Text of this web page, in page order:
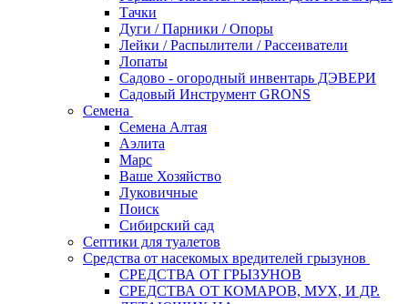
Тачки
Дуги / Парники / Опоры
Лейки / Распылители / Рассеиватели
Лопаты
Садово - огородный инвентарь ДЭВЕРИ
Садовый Инструмент GRONS
Семена
Семена Алтая
Аэлита
Марс
Ваше Хозяйство
Луковичные
Поиск
Сибирский сад
Септики для туалетов
Средства от насекомых вредителей грызунов
СPEДСТВА ОТ ГРЫЗУНОВ
СРЕДСТВА ОТ КОМАРОВ, МУХ, И ДР.